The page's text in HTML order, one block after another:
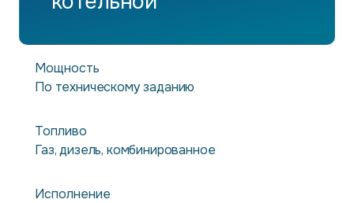
Мощность
По техническому заданию
Топливо
Газ, дизель, комбинированное
Исполнение